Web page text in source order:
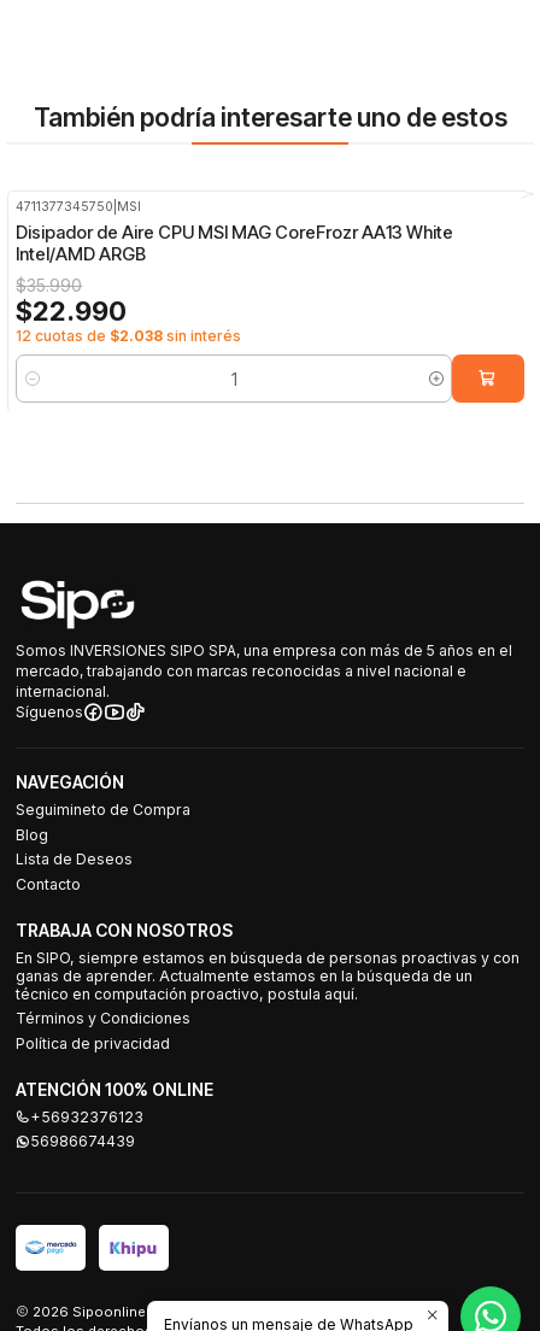
También podría interesarte uno de estos
4711377345750 MSI
Disipador de Aire CPU MSI MAG CoreFrozr AA13 White
Intel/AMD ARGB
$35.990
$22.990
12 cuotas de $2.038 sin interés
Cantidad
Somos INVERSIONES SIPO SPA, una empresa con más de 5 años en el
mercado, trabajando con marcas reconocidas a nivel nacional e
internacional.
Síguenos
NAVEGACIÓN
Seguimineto de Compra
Blog
Lista de Deseos
Contacto
TRABAJA CON NOSOTROS
En SIPO, siempre estamos en búsqueda de personas proactivas y con
ganas de aprender. Actualmente estamos en la búsqueda de un
técnico en computación proactivo, postula aquí.
Términos y Condiciones
Política de privacidad
ATENCIÓN 100% ONLINE
+56932376123
56986674439
2026 Sipoonline.
Envíanos un mensaje de WhatsApp